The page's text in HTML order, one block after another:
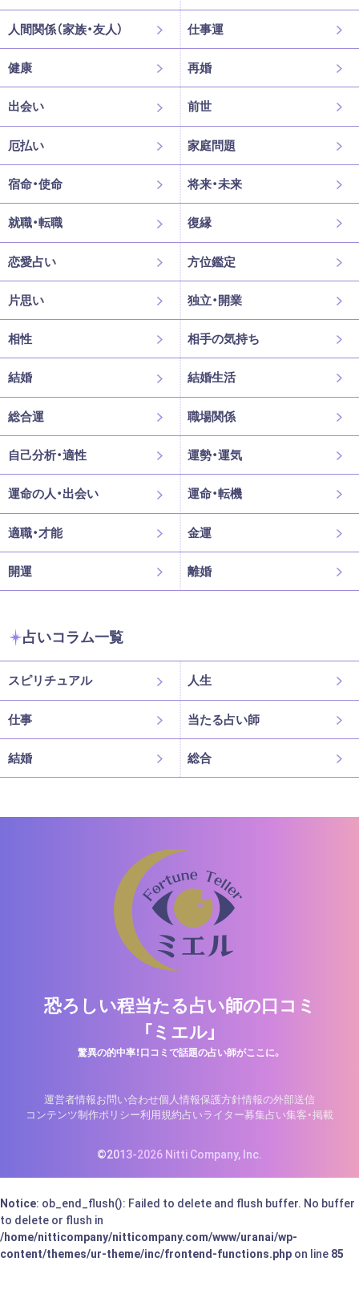
人間関係（家族・友人） 仕事運
健康 再婚
出会い 前世
厄払い 家庭問題
宿命・使命 将来・未来
就職・転職 復縁
恋愛占い 方位鑑定
片思い 独立・開業
相性 相手の気持ち
結婚 結婚生活
総合運 職場関係
自己分析・適性 運勢・運気
運命の人・出会い 運命・転機
適職・才能 金運
開運 離婚
占いコラム一覧
スピリチュアル 人生
仕事 当たる占い師
結婚 総合
恐ろしい程当たる占い師の口コミ
「ミエル」
驚異の的中率！口コミで話題の占い師がここに。
運営者情報お問い合わせ個人情報保護方針情報の外部送信
コンテンツ制作ポリシー利用規約占いライター募集占い集客・掲載
©2013-2026 Nitti Company, Inc.
Notice: ob_end_flush(): Failed to delete and flush buffer. No buffer
to delete or flush in
/home/nitticompany/nitticompany.com/www/uranai/wp-
content/themes/ur-theme/inc/frontend-functions.php on line 85